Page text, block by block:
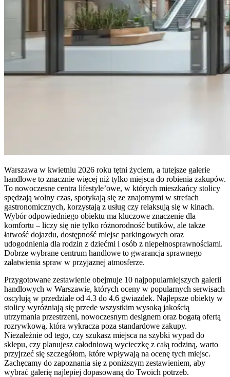
Warszawa w kwietniu 2026 roku tętni życiem, a tutejsze galerie
handlowe to znacznie więcej niż tylko miejsca do robienia zakupów.
To nowoczesne centra lifestyle’owe, w których mieszkańcy stolicy
spędzają wolny czas, spotykają się ze znajomymi w strefach
gastronomicznych, korzystają z usług czy relaksują się w kinach.
Wybór odpowiedniego obiektu ma kluczowe znaczenie dla
komfortu – liczy się nie tylko różnorodność butików, ale także
łatwość dojazdu, dostępność miejsc parkingowych oraz
udogodnienia dla rodzin z dziećmi i osób z niepełnosprawnościami.
Dobrze wybrane centrum handlowe to gwarancja sprawnego
załatwienia spraw w przyjaznej atmosferze.
Przygotowane zestawienie obejmuje 10 najpopularniejszych galerii
handlowych w Warszawie, których oceny w popularnych serwisach
oscylują w przedziale od 4.3 do 4.6 gwiazdek. Najlepsze obiekty w
stolicy wyróżniają się przede wszystkim wysoką jakością
utrzymania przestrzeni, nowoczesnym designem oraz bogatą ofertą
rozrywkową, która wykracza poza standardowe zakupy.
Niezależnie od tego, czy szukasz miejsca na szybki wypad do
sklepu, czy planujesz całodniową wycieczkę z całą rodziną, warto
przyjrzeć się szczegółom, które wpływają na ocenę tych miejsc.
Zachęcamy do zapoznania się z poniższym zestawieniem, aby
wybrać galerię najlepiej dopasowaną do Twoich potrzeb.